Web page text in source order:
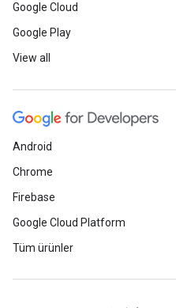
Google Cloud
Google Play
View all
Android
Chrome
Firebase
Google Cloud Platform
Tüm ürünler